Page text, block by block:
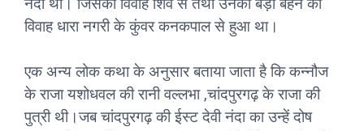
विवाह धारा नगरी के कुंवर कनकपाल से हुआ था।
एक अन्य लोक कथा के अनुसार बताया जाता है कि कन्नौज
के राजा यशोधवल की रानी वल्लभा ,चांदपुरगढ़ के राजा की
पुत्री थी।जब चांदपुरगढ़ की ईस्ट देवी नंदा का उन्हें दोष